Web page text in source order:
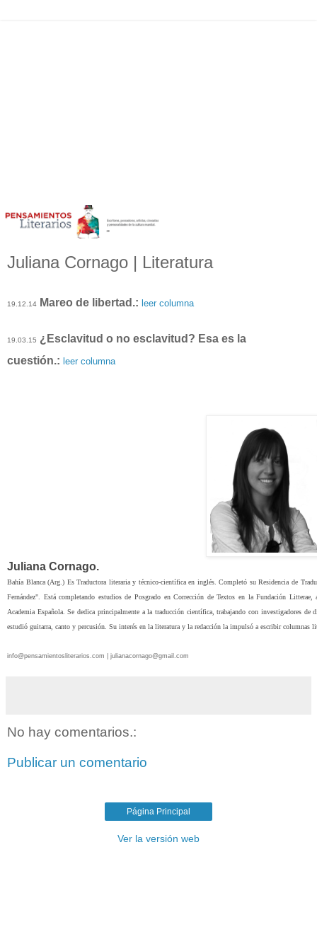
Juliana Cornago | Literatura
19.12.14 Mareo de libertad.: leer columna
19.03.15 ¿Esclavitud o no esclavitud? Esa es la
cuestión.: leer columna
Juliana Cornago.
Bahía Blanca (Arg.) Es Traductora literaria y técnico-científica en inglés. Completó su Residencia de
Fernández". Está completando estudios de Posgrado en Corrección de Textos en la Fundación
Academia Española. Se dedica principalmente a la traducción científica, trabajando con investigadores
estudió guitarra, canto y percusión. Su interés en la literatura y la redacción la impulsó a escribir columnas
info@pensamientosliterarios.com | julianacornago@gmail.com
No hay comentarios.:
Publicar un comentario
Página Principal
Ver la versión web